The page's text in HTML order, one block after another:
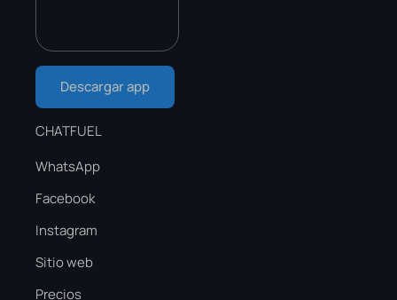
Descargar app
CHATFUEL
WhatsApp
Facebook
Instagram
Sitio web
Precios